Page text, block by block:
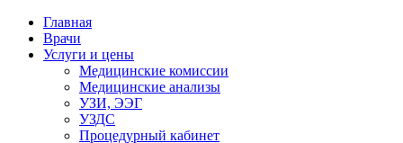
Главная
Врачи
Услуги и цены
Медицинские комиссии
Медицинские анализы
УЗИ, ЭЭГ
УЗДС
Процедурный кабинет